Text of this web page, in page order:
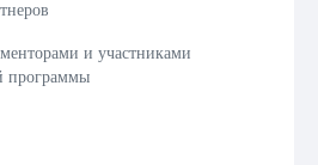
и участниками
программы